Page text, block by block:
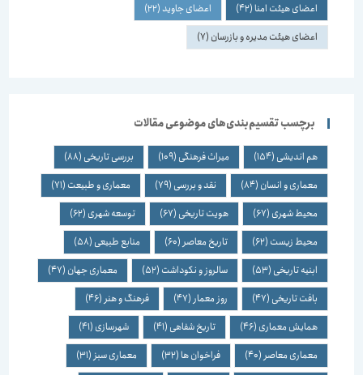
اعضای هیئت امنا (42) اعضای جاوید(22)
اعضای هیئت مدیره و بازرسان(7)
برچسب تقسیم‌بندی‌های موضوعی مقالات
هم اندیشی(154) میراث فرهنگی(109) بررسی تاریخی(88)
معماری و انسان(84) نقد و بررسی(79) معماری و طبیعت(71)
محیط شهری(67) هویت تاریخی(67) توسعه شهری(62)
محیط زیست(62) تاریخ معاصر(60) منابع طبیعی(58)
ابنیه تاریخی(53) سالروز و نکوداشت(52) معماری جهان(47)
بافت تاریخی(47) روز معمار(47) فرهنگ و هنر(46)
همایش معماری(46) تاریخ شفاهی(41) شهرسازی(41)
معماری معاصر(40) فراخوان ها(32) معماری سبز(31)